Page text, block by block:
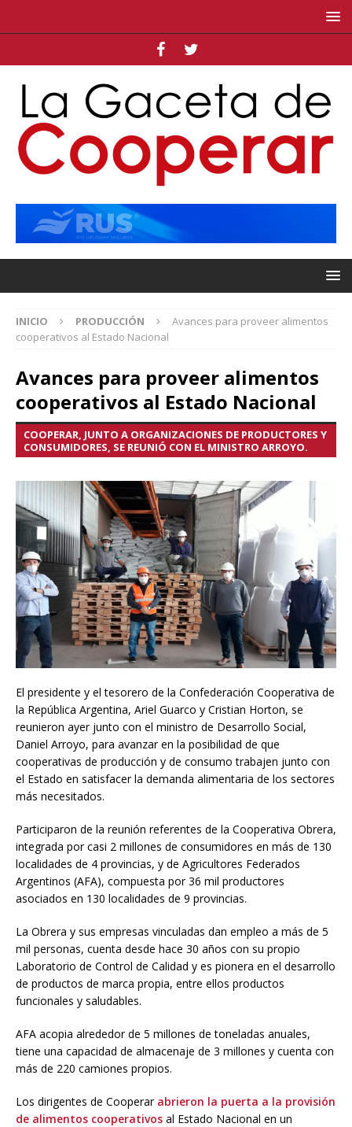
INICIO PRODUCCIÓN
Avances para proveer alimentos
cooperativos al Estado Nacional
Avances para proveer alimentos
cooperativos al Estado Nacional
COOPERAR, JUNTO A ORGANIZACIONES DE PRODUCTORES Y
CONSUMIDORES, SE REUNIÓ CON EL MINISTRO ARROYO.
El presidente y el tesorero de la Confederación Cooperativa de
la República Argentina, Ariel Guarco y Cristian Horton, se
reunieron ayer junto con el ministro de Desarrollo Social,
Daniel Arroyo, para avanzar en la posibilidad de que
cooperativas de producción y de consumo trabajen junto con
el Estado en satisfacer la demanda alimentaria de los sectores
más necesitados.
Participaron de la reunión referentes de la Cooperativa Obrera,
integrada por casi 2 millones de consumidores en más de 130
localidades de 4 provincias, y de Agricultores Federados
Argentinos (AFA), compuesta por 36 mil productores
asociados en 130 localidades de 9 provincias.
La Obrera y sus empresas vinculadas dan empleo a más de 5
mil personas, cuenta desde hace 30 años con su propio
Laboratorio de Control de Calidad y es pionera en el desarrollo
de productos de marca propia, entre ellos productos
funcionales y saludables.
AFA acopia alrededor de 5 millones de toneladas anuales,
tiene una capacidad de almacenaje de 3 millones y cuenta con
más de 220 camiones propios.
Los dirigentes de Cooperar abrieron la puerta a la provisión
de alimentos cooperativos al Estado Nacional en un